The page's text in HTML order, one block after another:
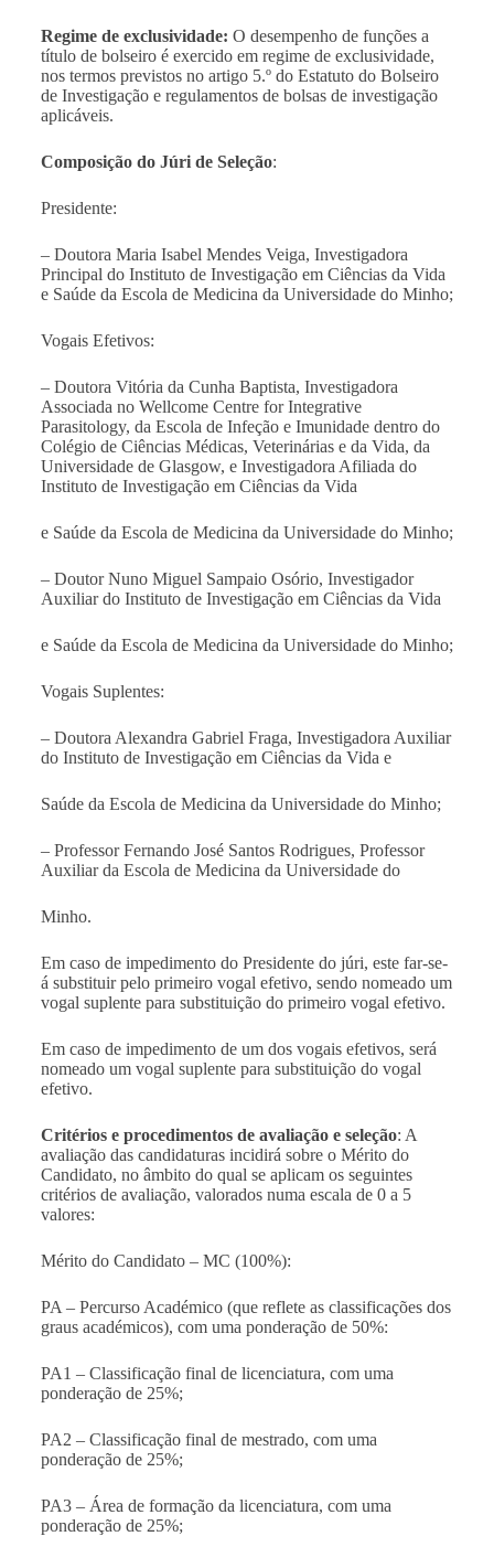
Regime de exclusividade: O desempenho de funções a
título de bolseiro é exercido em regime de exclusividade,
nos termos previstos no artigo 5.º do Estatuto do Bolseiro
de Investigação e regulamentos de bolsas de investigação
aplicáveis.
Composição do Júri de Seleção:
Presidente:
– Doutora Maria Isabel Mendes Veiga, Investigadora
Principal do Instituto de Investigação em Ciências da Vida
e Saúde da Escola de Medicina da Universidade do Minho;
Vogais Efetivos:
– Doutora Vitória da Cunha Baptista, Investigadora
Associada no Wellcome Centre for Integrative
Parasitology, da Escola de Infeção e Imunidade dentro do
Colégio de Ciências Médicas, Veterinárias e da Vida, da
Universidade de Glasgow, e Investigadora Afiliada do
Instituto de Investigação em Ciências da Vida
e Saúde da Escola de Medicina da Universidade do Minho;
– Doutor Nuno Miguel Sampaio Osório, Investigador
Auxiliar do Instituto de Investigação em Ciências da Vida
e Saúde da Escola de Medicina da Universidade do Minho;
Vogais Suplentes:
– Doutora Alexandra Gabriel Fraga, Investigadora Auxiliar
do Instituto de Investigação em Ciências da Vida e
Saúde da Escola de Medicina da Universidade do Minho;
– Professor Fernando José Santos Rodrigues, Professor
Auxiliar da Escola de Medicina da Universidade do
Minho.
Em caso de impedimento do Presidente do júri, este far-se-
á substituir pelo primeiro vogal efetivo, sendo nomeado um
vogal suplente para substituição do primeiro vogal efetivo.
Em caso de impedimento de um dos vogais efetivos, será
nomeado um vogal suplente para substituição do vogal
efetivo.
Critérios e procedimentos de avaliação e seleção: A
avaliação das candidaturas incidirá sobre o Mérito do
Candidato, no âmbito do qual se aplicam os seguintes
critérios de avaliação, valorados numa escala de 0 a 5
valores:
Mérito do Candidato – MC (100%):
PA – Percurso Académico (que reflete as classificações dos
graus académicos), com uma ponderação de 50%:
PA1 – Classificação final de licenciatura, com uma
ponderação de 25%;
PA2 – Classificação final de mestrado, com uma
ponderação de 25%;
PA3 – Área de formação da licenciatura, com uma
ponderação de 25%;